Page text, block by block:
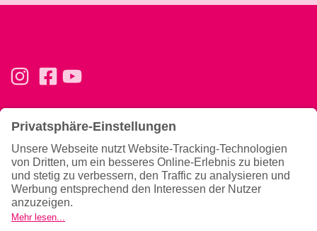
Basics
Konzept
Trainingsphilosophie
Team
Gutscheine verschenken
Ernährung & Tipps
Ernährung
Magazin